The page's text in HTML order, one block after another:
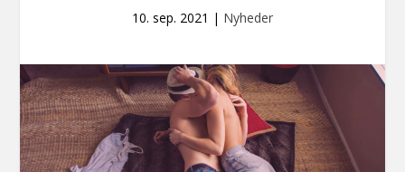
10. sep. 2021 | Nyheder